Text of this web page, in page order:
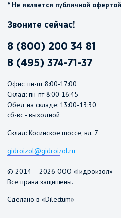
* Не является публичной офертой
Звоните сейчас!
8 (800) 200 34 81
8 (495) 374-71-37
Офис: пн-пт 8:00-17:00
Склад: пн-пт 8:00-16:45
Обед на складе: 13:00-13:30
сб-вс - выходной
Склад: Косинское шоссе, вл. 7
gidroizol@gidroizol.ru
© 2014 – 2026 ООО «Гидроизол»
Все права защищены.
Сделано в «Dilectum»